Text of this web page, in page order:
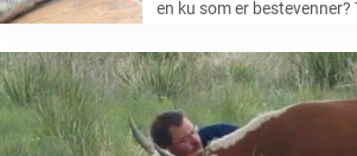
en ku som er